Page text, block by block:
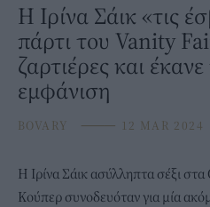
H Ιρίνα Σάικ «τις
πάρτι του Vanity
ζαρτιέρες και
εμφάνιση
BOVARY ⸻ 12 MAR 2024
Η Ιρίνα Σάικ ασύλληπτα σέξι
Κούπερ συνοδευόταν για μία